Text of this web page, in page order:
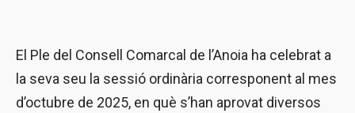
El Ple del Consell Comarcal de l’Anoia ha celebrat a
la seva seu la sessió ordinària corresponent al mes
d’octubre de 2025, en què s’han aprovat diversos